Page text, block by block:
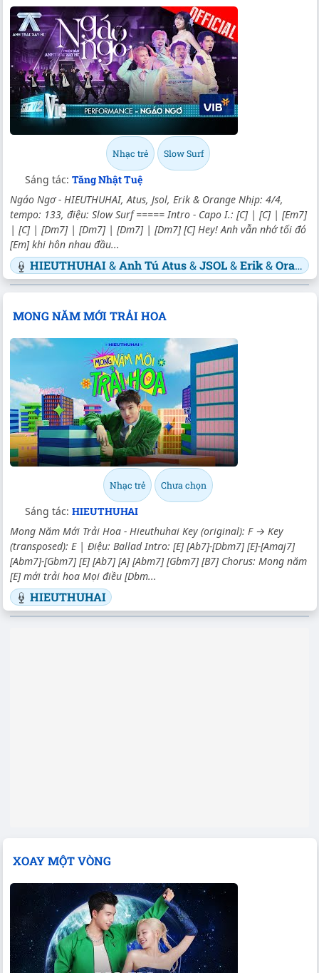
Nhạc trẻ Slow Surf
Sáng tác: Tăng Nhật Tuệ
Ngáo Ngơ - HIEUTHUHAI, Atus, Jsol, Erik & Orange Nhịp: 4/4,
tempo: 133, điệu: Slow Surf ===== Intro - Capo I.: [C] | [C] | [Em7]
| [C] | [Dm7] | [Dm7] | [Dm7] | [Dm7] [C] Hey! Anh vẫn nhớ tối đó
[Em] khi hôn nhau đầu...
HIEUTHUHAI&Anh Tú Atus&JSOL&Erik&Orange
MONG NĂM MỚI TRẢI HOA
Nhạc trẻ Chưa chọn
Sáng tác: HIEUTHUHAI
Mong Năm Mới Trải Hoa - Hieuthuhai Key (original): F → Key
(transposed): E | Điệu: Ballad Intro: [E] [Ab7]-[Dbm7] [E]-[Amaj7]
[Abm7]-[Gbm7] [E] [Ab7] [A] [Abm7] [Gbm7] [B7] Chorus: Mong năm
[E] mới trải hoa Mọi điều [Dbm...
HIEUTHUHAI
XOAY MỘT VÒNG